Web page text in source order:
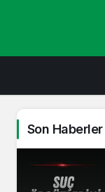
Son Haberler